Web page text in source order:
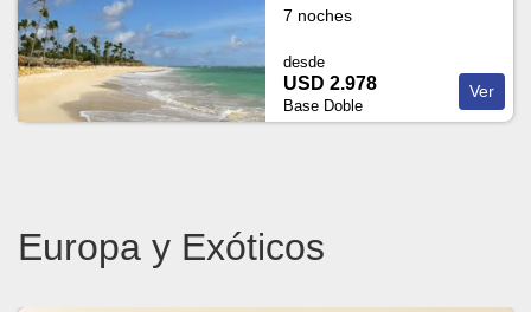
7 noches
desde
USD 2.978
Base Doble
Ver
Europa y Exóticos